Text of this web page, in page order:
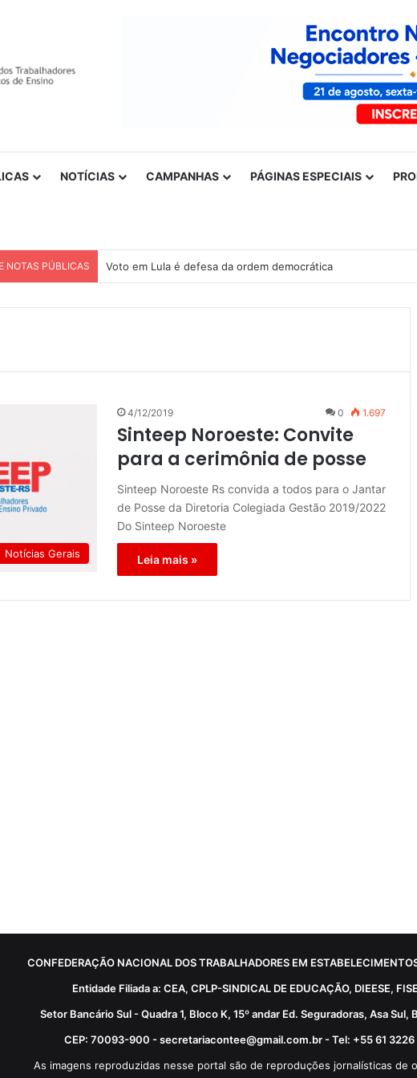
NOTÍCIAS CAMPANHAS PÁGINAS ESPECIAIS
NOTAS PÚBLICAS Voto em Lula é defesa da ordem democrática
Notícias Gerais
4/12/2019 0 1.697
Sinteep Noroeste: Convite
para a cerimônia de posse
Sinteep Noroeste Rs convida a todos para o Jantar
de Posse da Diretoria Colegiada Gestão 2019/2022
Do Sinteep Noroeste
Leia mais »
CONFEDERAÇÃO NACIONAL DOS TRABALHADORES EM
Entidade Filiada a: CEA, CPLP-SINDICAL DE EDUCAÇÃO, DIEESE,
Setor Bancário Sul - Quadra 1, Bloco K, 15º andar Ed. Seguradoras, Asa Sul,
CEP: 70093-900 - secretariacontee@gmail.com.br - Tel: +55 61 3226
As imagens reproduzidas nesse portal são de reproduções jornalísticas de